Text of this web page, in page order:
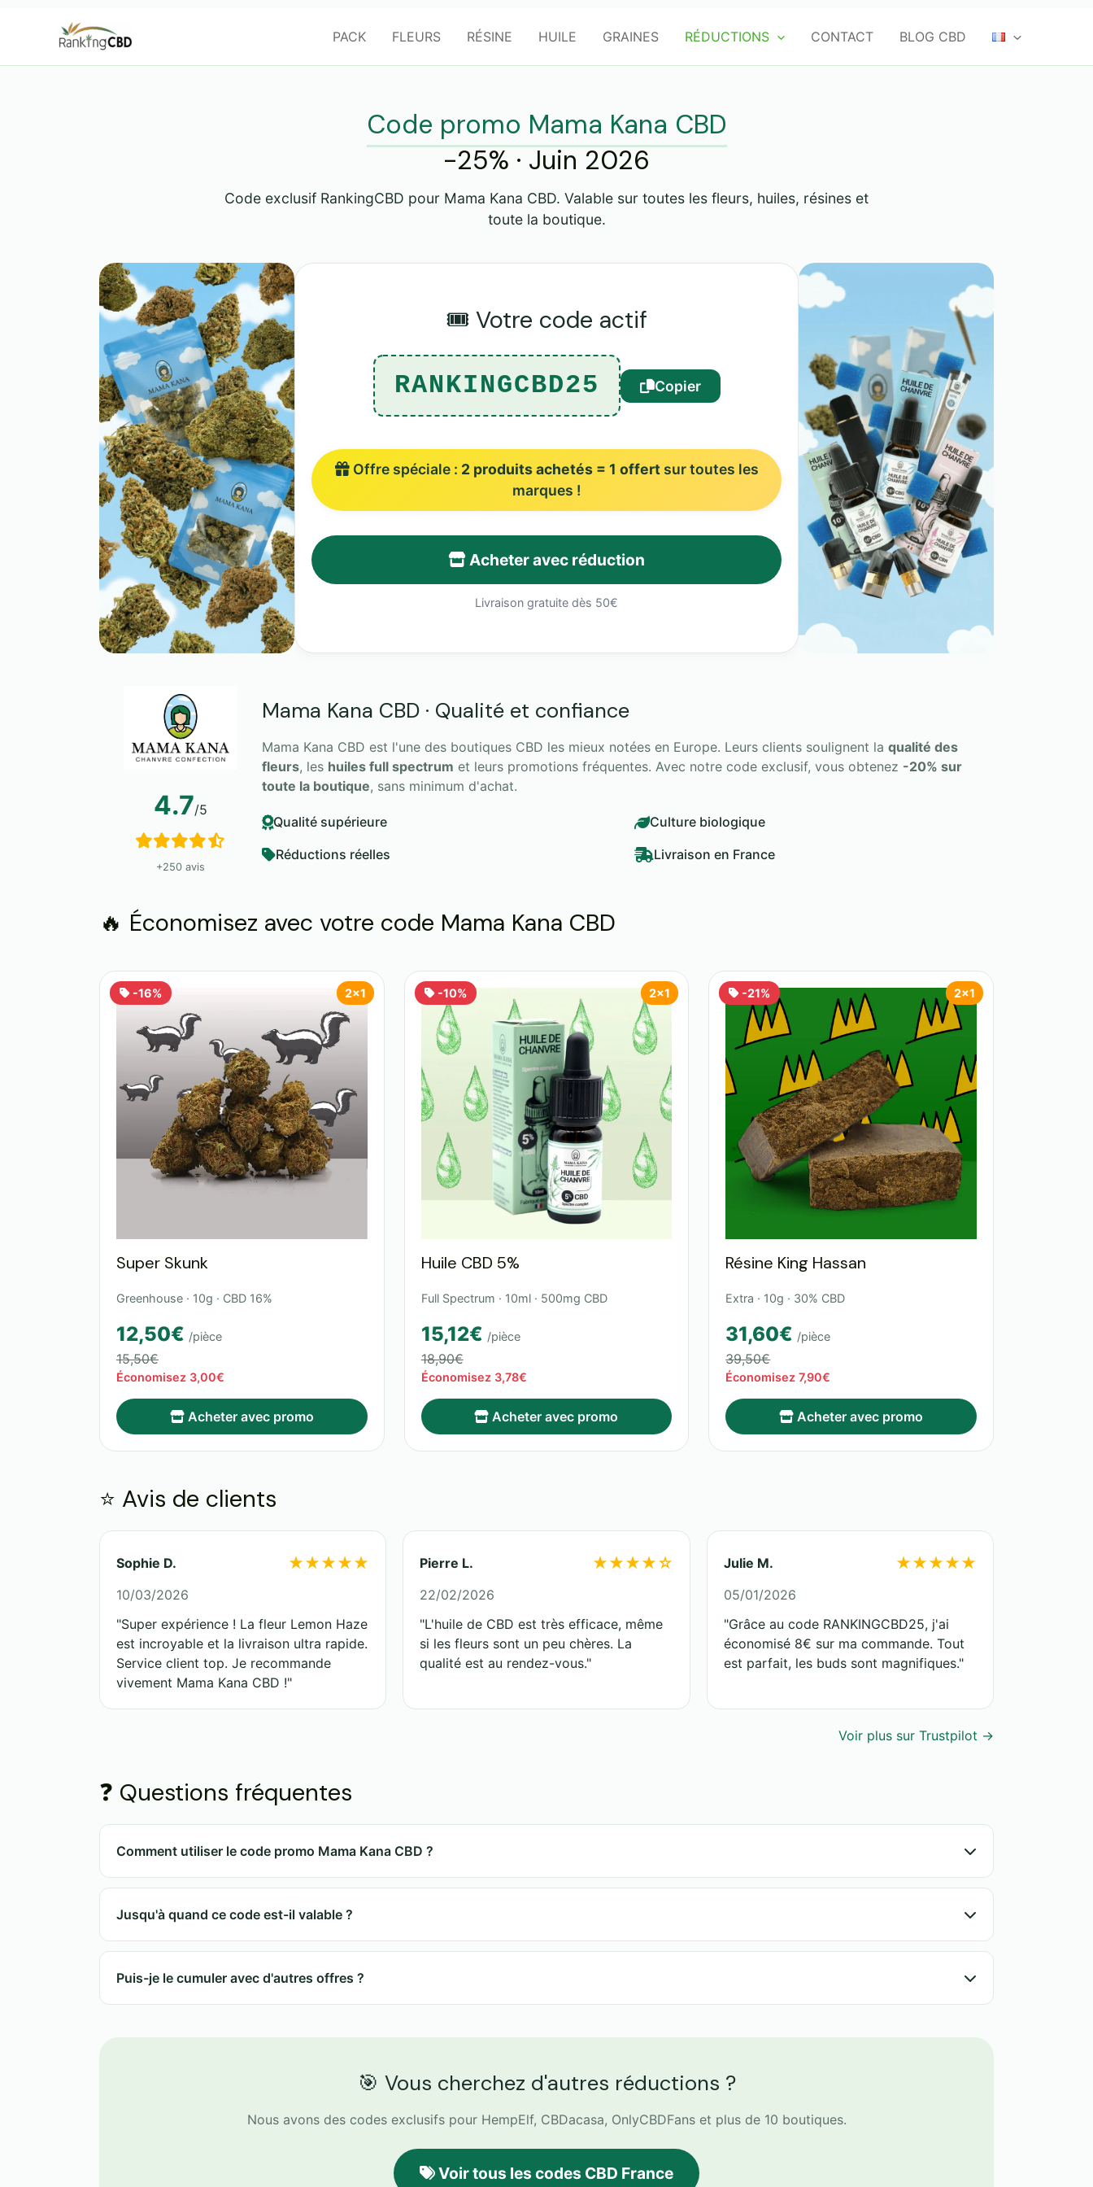
PACK FLEURS RÉSINE HUILE GRAINES RÉDUCTIONS CONTACT BLOG CBD
Code promo Mama Kana CBD
-25% · Juin 2026
Code exclusif RankingCBD pour Mama Kana CBD. Valable sur toutes les fleurs, huiles, résines et
toute la boutique.
🎟️ Votre code actif
RANKINGCBD25 Copier
Offre spéciale : 2 produits achetés = 1 offertsur toutes les
marques !
Acheter avec réduction
Livraison gratuite dès 50€
4.7/5
+250 avis
Mama Kana CBD · Qualité et confiance
Mama Kana CBD est l'une des boutiques CBD les mieux notées en Europe. Leurs clients soulignent la qualité des
fleurs, les huiles full spectrum et leurs promotions fréquentes. Avec notre code exclusif, vous obtenez -20% sur
toute la boutique, sans minimum d'achat.
Qualité supérieure
Culture biologique
Réductions réelles
Livraison en France
🔥 Économisez avec votre code Mama Kana CBD
-16% 2x1
Super Skunk
Greenhouse · 10g · CBD 16%
12,50€ /pièce
15,50€
Économisez 3,00€
Acheter avec promo
-10% 2x1
Huile CBD 5%
Full Spectrum · 10ml · 500mg CBD
15,12€ /pièce
18,90€
Économisez 3,78€
Acheter avec promo
-21% 2x1
Résine King Hassan
Extra · 10g · 30% CBD
31,60€ /pièce
39,50€
Économisez 7,90€
Acheter avec promo
⭐ Avis de clients
Sophie D. ★★★★★
10/03/2026
"Super expérience ! La fleur Lemon Haze
est incroyable et la livraison ultra rapide.
Service client top. Je recommande
vivement Mama Kana CBD !"
Pierre L. ★★★★☆
22/02/2026
"L'huile de CBD est très efficace, même
si les fleurs sont un peu chères. La
qualité est au rendez-vous."
Julie M. ★★★★★
05/01/2026
"Grâce au code RANKINGCBD25, j'ai
économisé 8€ sur ma commande. Tout
est parfait, les buds sont magnifiques."
Voir plus sur Trustpilot →
❓ Questions fréquentes
Comment utiliser le code promo Mama Kana CBD ?
1. Copiez le codeRANKINGCBD25.
2. Ajoutez des produits au panier.
3. Entrez le code dans "Code promo" avant le paiement.
4. La réduction de 20% s'applique automatiquement.
Jusqu'à quand ce code est-il valable ?
Le code est actif pendant tout mars 2026, mais peut expirer plus tôt en cas de rupture de stock. Utilisez-le rapidement.
Puis-je le cumuler avec d'autres offres ?
🎯 Vous cherchez d'autres réductions ?
Nous avons des codes exclusifs pour HempElf, CBDacasa, OnlyCBDFans et plus de 10 boutiques.
Voir tous les codes CBD France